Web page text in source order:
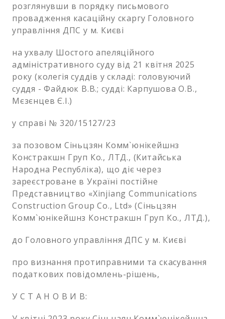
розглянувши в порядку письмового
провадження касаційну скаргу Головного
управління ДПС у м. Києві
на ухвалу Шостого апеляційного
адміністративного суду від 21 квітня 2025
року (колегія суддів у складі: головуючий
суддя - Файдюк В.В.; судді: Карпушова О.В.,
Мєзєнцев Є.І.)
у справі № 320/15127/23
за позовом Сіньцзян Комм`юнікейшнз
Констракшн Груп Ко., ЛТД., (Китайська
Народна Республіка), що діє через
зареєстроване в Україні постійне
Представництво «Xinjiang Communications
Construction Group Co., Ltd» (Сіньцзян
Комм`юнікейшнз Констракшн Груп Ко., ЛТД.),
до Головного управління ДПС у м. Києві
про визнання протиправними та скасування
податкових повідомлень-рішень,
У С Т А Н О В И В: